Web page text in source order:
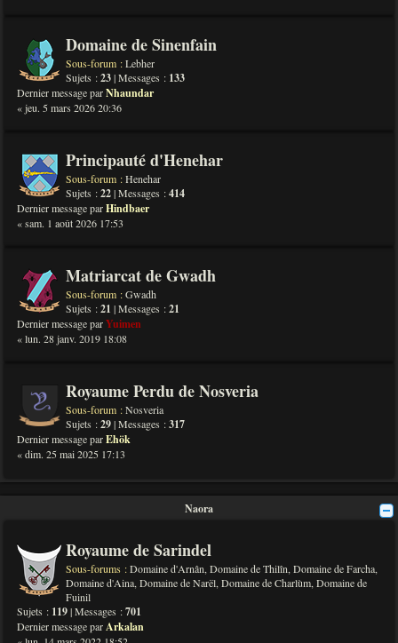
Domaine de Sinenfain
Sous-forum :Lebher
Sujets :23| Messages : 133
Dernier message parNhaundar
« jeu. 5 mars 2026 20:36
Principauté d'Henehar
Sous-forum :Henehar
Sujets :22| Messages :414
Dernier message parHindbaer
« sam. 1 août 2026 17:53
Matriarcat de Gwadh
Sous-forum :Gwadh
Sujets :21 | Messages :21
Dernier message parYuimen
« lun. 28 janv. 2019 18:08
Royaume Perdu de Nosveria
Sous-forum :Nosveria
Sujets :29| Messages :317
Dernier message parEhök
« dim. 25 mai 2025 17:13
Naora
Royaume de Sarindel
Sous-forums :Domaine d'Arnân, Domaine de Thilîn, Domaine de Farcha,
Domaine d'Aina, Domaine de Narël, Domaine de Charlùm, Domaine de
Fuinil
Sujets : 119| Messages :701
Dernier message parArkalan